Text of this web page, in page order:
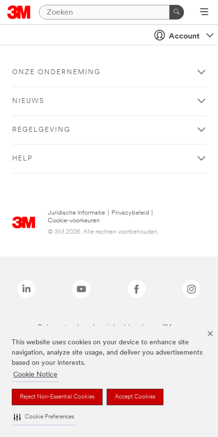
This website uses cookies on your device to enhance site
navigation, analyze site usage, and deliver you advertisements
based on your interests.
Cookie Notice
Reject Non-Essential Cookies Accept Cookies
Cookie Preferences
Account
ONZE ONDERNEMING
NIEUWS
REGELGEVING
HELP
Juridische Informatie Privacybeleid
Cookie-voorkeuren
© 3M 2026. Alle rechten voorbehouden.
De bovenstaande merken zijn handelsmerken van 3M.we